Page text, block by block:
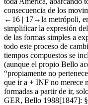
consecuencia de los
←16 | 17→la metrópoli,
simplificar la expresión
de las formas simples a
todo este proceso de
tiempos compuestos se
(aunque el propio Bello
“propiamente no
que ir a + INF no merece
formadas a partir de ir,
GER, Bello 1988[1847]: